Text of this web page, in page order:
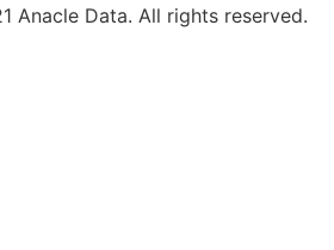
Anacle Data. All rights reserved.